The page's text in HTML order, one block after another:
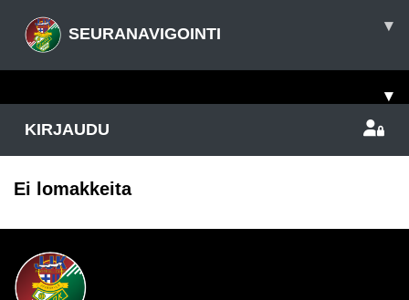
SEURANAVIGOINTI ▾
▾
KIRJAUDU
Ei lomakkeita